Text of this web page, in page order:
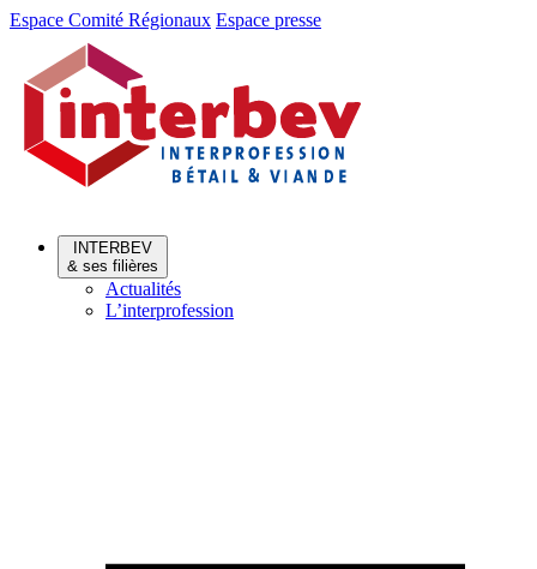
Aller
Aller
contenu
Espace Comité Régionaux Espace presse
INTERBEV
& ses filières
Actualités
L’interprofession